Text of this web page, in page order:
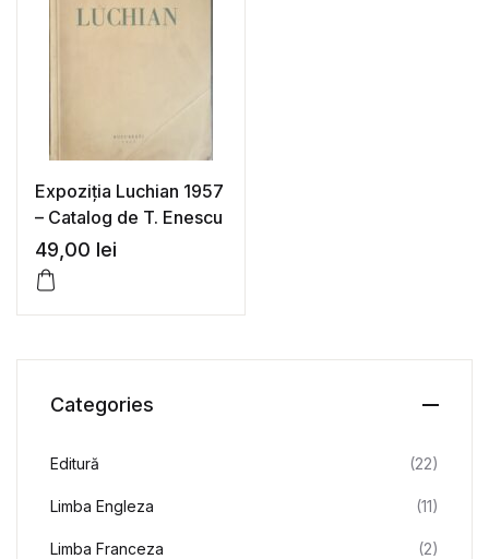
Expoziția Luchian 1957
– Catalog de T. Enescu
49,00 lei
Categories
Editură (22)
Limba Engleza (11)
Limba Franceza (2)